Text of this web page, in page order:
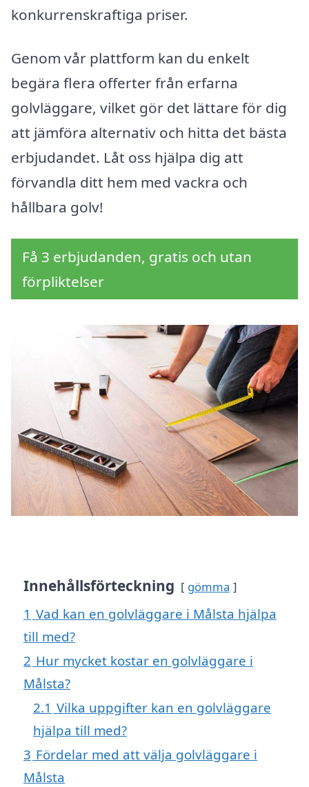
konkurrenskraftiga priser.
Genom vår plattform kan du enkelt
begära flera offerter från erfarna
golvläggare, vilket gör det lättare för dig
att jämföra alternativ och hitta det bästa
erbjudandet. Låt oss hjälpa dig att
förvandla ditt hem med vackra och
hållbara golv!
Få 3 erbjudanden, gratis och utan
förpliktelser
Innehållsförteckning gömma
1 Vad kan en golvläggare i Målsta hjälpa
till med?
2 Hur mycket kostar en golvläggare i
Målsta?
2.1 Vilka uppgifter kan en golvläggare
hjälpa till med?
3 Fördelar med att välja golvläggare i
Målsta